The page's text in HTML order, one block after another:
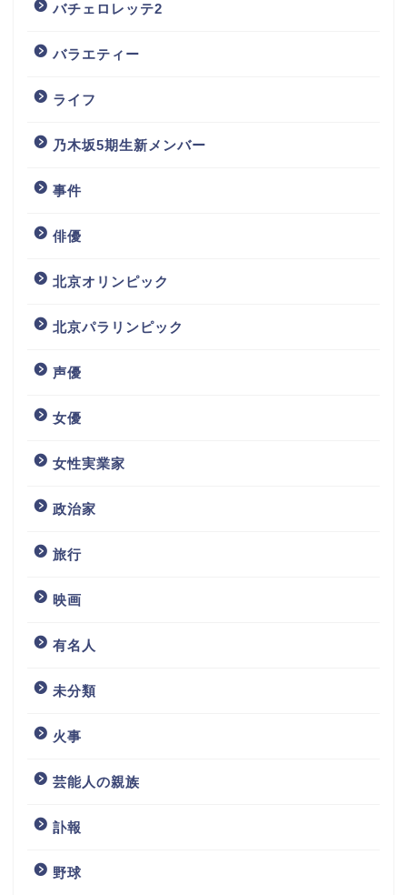
バチェロレッテ2
バラエティー
ライフ
乃木坂5期生新メンバー
事件
俳優
北京オリンピック
北京パラリンピック
声優
女優
女性実業家
政治家
旅行
映画
有名人
未分類
火事
芸能人の親族
訃報
野球